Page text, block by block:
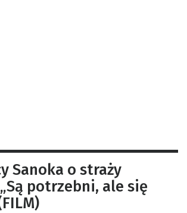
Sanoka o straży
potrzebni, ale się